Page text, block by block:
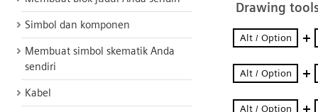
Simbol dan komponen
Membuat simbol skematik Anda
sendiri
Kabel